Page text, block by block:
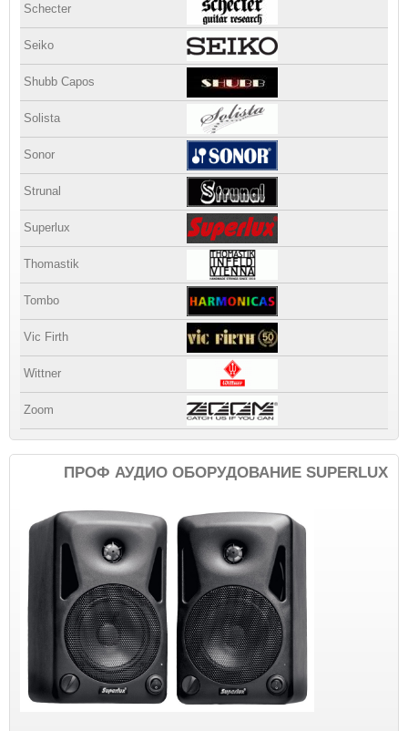
Schecter
Seiko
Shubb Capos
Solista
Sonor
Strunal
Superlux
Thomastik
Tombo
Vic Firth
Wittner
Zoom
ПРОФ АУДИО ОБОРУДОВАНИЕ SUPERLUX